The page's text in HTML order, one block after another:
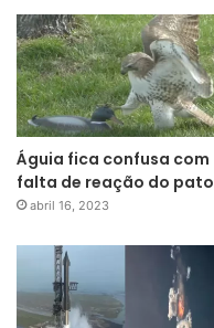
Águia fica confusa com
falta de reação do pato
abril 16, 2023